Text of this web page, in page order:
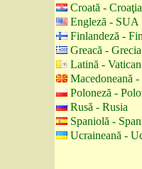
Croată - Croaţia
Engleză - SUA
Finlandeză -
Greacă - Grecia
Latină - Vatican
Macedoneană
Poloneză -
Rusă - Rusia
Spaniolă -
Ucraineană -